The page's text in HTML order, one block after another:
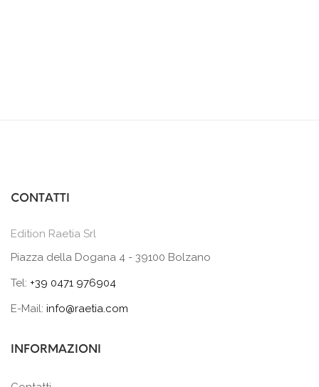
CONTATTI
Edition Raetia Srl
Piazza della Dogana 4 - 39100 Bolzano
Tel: +39 0471 976904
E-Mail: info@raetia.com
INFORMAZIONI